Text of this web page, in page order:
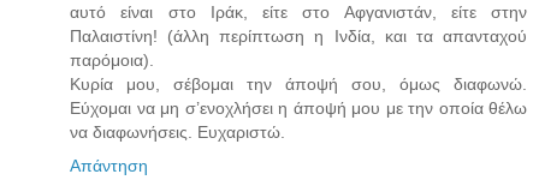
αυτό είναι στο Ιράκ, είτε στο Αφγανιστάν, είτε στην
Παλαιστίνη! (άλλη περίπτωση η Ινδία, και τα απανταχού
παρόμοια).
Κυρία μου, σέβομαι την άποψή σου, όμως διαφωνώ.
Εύχομαι να μη σ’ενοχλήσει η άποψή μου με την οποία θέλω
να διαφωνήσεις. Ευχαριστώ.
Απάντηση